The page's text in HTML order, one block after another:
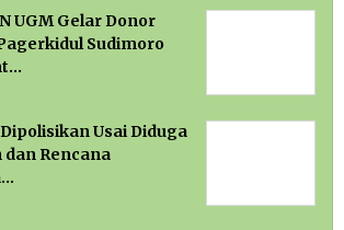
UGM Gelar Donor
Sudimoro
Usai Diduga
Rencana